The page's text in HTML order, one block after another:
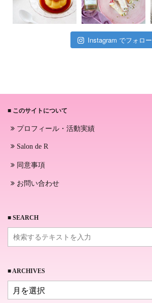
Instagram でフォロー
■ このサイトについて
プロフィール・活動実績
Salon de R
同意事項
お問い合わせ
■ SEARCH
■ ARCHIVES